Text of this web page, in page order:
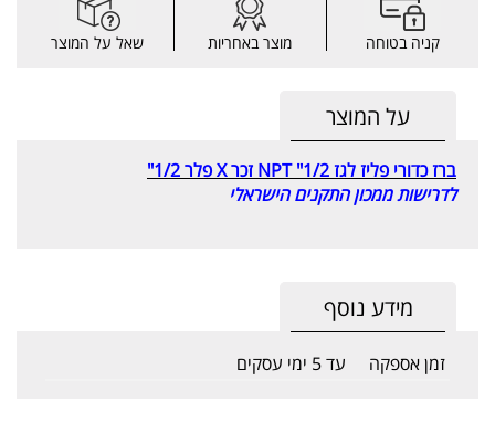
קניה בטוחה מוצר באחריות שאל על המוצר
על המוצר
ברז כדורי פליז לגז 1/2" NPT זכר X פלר 1/2"
לדרישות ממכון התקנים הישראלי
מידע נוסף
זמן אספקה עד 5 ימי עסקים